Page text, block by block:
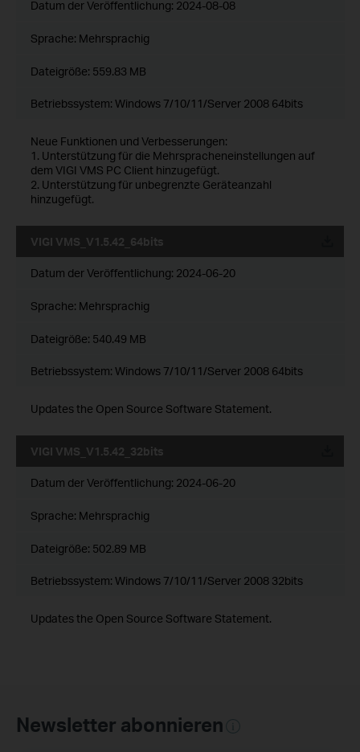
Datum der Veröffentlichung: 2024-08-08
Sprache: Mehrsprachig
Dateigröße: 559.83 MB
Betriebssystem: Windows 7/10/11/Server 2008 64bits
Neue Funktionen und Verbesserungen:
1. Unterstützung für die Mehrspracheneinstellungen auf
dem VIGI VMS PC Client hinzugefügt.
2. Unterstützung für unbegrenzte Geräteanzahl
hinzugefügt.
VIGI VMS_V1.5.42_64bits
Datum der Veröffentlichung: 2024-06-20
Sprache: Mehrsprachig
Dateigröße: 540.49 MB
Betriebssystem: Windows 7/10/11/Server 2008 64bits
Updates the Open Source Software Statement.
VIGI VMS_V1.5.42_32bits
Datum der Veröffentlichung: 2024-06-20
Sprache: Mehrsprachig
Dateigröße: 502.89 MB
Betriebssystem: Windows 7/10/11/Server 2008 32bits
Updates the Open Source Software Statement.
Newsletter abonnieren